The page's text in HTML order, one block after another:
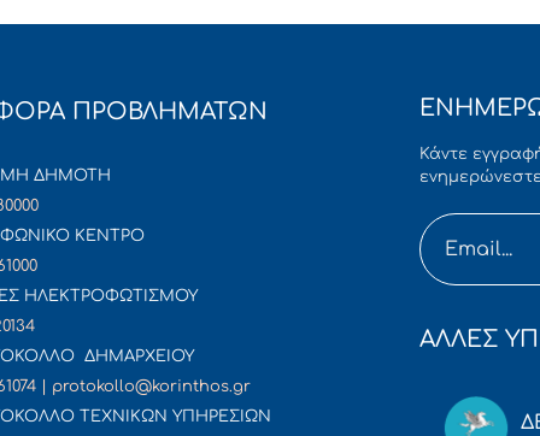
ΠΡΟΒΛΗΜΑΤΩΝ
ΔΗΜΟΤΗ
ΚΕΝΤΡΟ
ΗΛΕΚΤΡΟΦΩΤΙΣΜΟΥ
ΔΗΜΑΡΧΕΙΟΥ
| protokollo@korinthos.gr
ΤΕΧΝΙΚΩΝ ΥΠΗΡΕΣΙΩΝ
Κάντε
ΑΛΛΕΣ